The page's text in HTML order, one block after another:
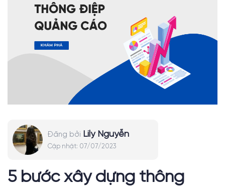
Đăng bởi Lily Nguyễn
Cập nhật: 07/07/2023
5 bước xây dựng thông